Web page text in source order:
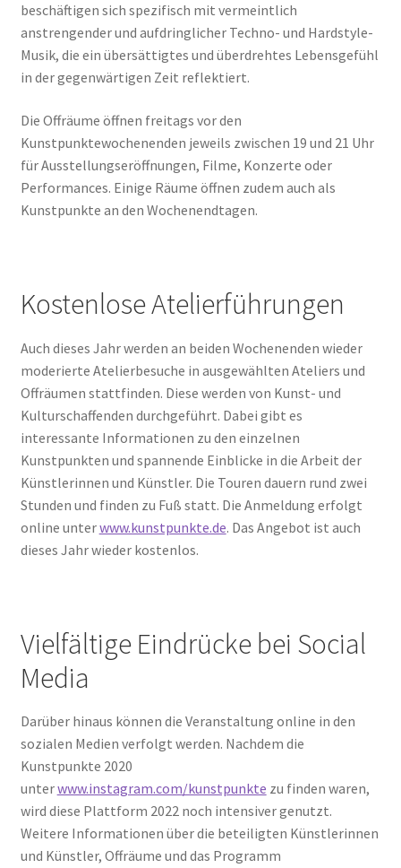
beschäftigen sich spezifisch mit vermeintlich
anstrengender und aufdringlicher Techno- und Hardstyle-
Musik, die ein übersättigtes und überdrehtes Lebensgefühl
in der gegenwärtigen Zeit reflektiert.
Die Offräume öffnen freitags vor den
Kunstpunktewochenenden jeweils zwischen 19 und 21 Uhr
für Ausstellungseröffnungen, Filme, Konzerte oder
Performances. Einige Räume öffnen zudem auch als
Kunstpunkte an den Wochenendtagen.
Kostenlose Atelierführungen
Auch dieses Jahr werden an beiden Wochenenden wieder
moderierte Atelierbesuche in ausgewählten Ateliers und
Offräumen stattfinden. Diese werden von Kunst- und
Kulturschaffenden durchgeführt. Dabei gibt es
interessante Informationen zu den einzelnen
Kunstpunkten und spannende Einblicke in die Arbeit der
Künstlerinnen und Künstler. Die Touren dauern rund zwei
Stunden und finden zu Fuß statt. Die Anmeldung erfolgt
online unterwww.kunstpunkte.de. Das Angebot ist auch
dieses Jahr wieder kostenlos.
Vielfältige Eindrücke bei Social
Media
Darüber hinaus können die Veranstaltung online in den
sozialen Medien verfolgt werden. Nachdem die
Kunstpunkte 2020
unterwww.instagram.com/kunstpunkte zu finden waren,
wird diese Plattform 2022 noch intensiver genutzt.
Weitere Informationen über die beteiligten Künstlerinnen
und Künstler, Offräume und das Programm